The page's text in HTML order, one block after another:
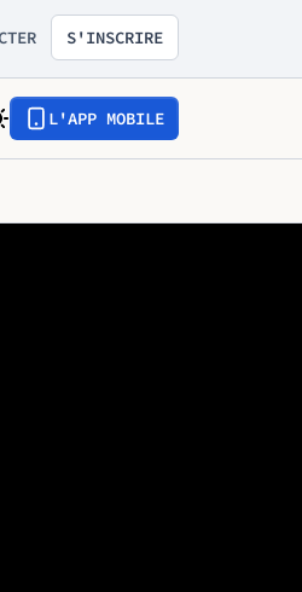
S'INSCRIRE
L'APP MOBILE